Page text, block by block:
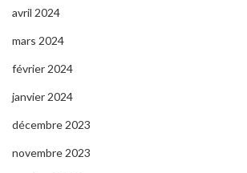
avril 2024
mars 2024
février 2024
janvier 2024
décembre 2023
novembre 2023